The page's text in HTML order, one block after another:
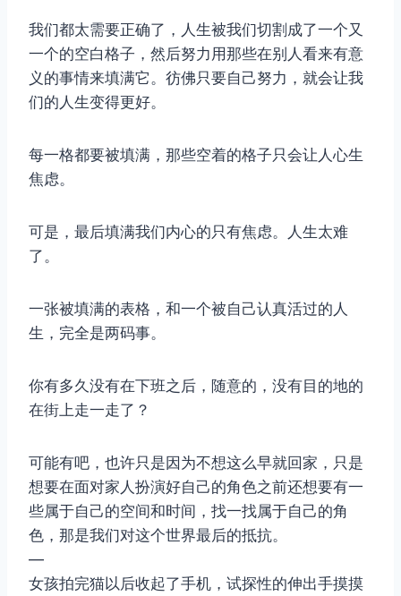
我们都太需要正确了，人生被我们切割成了一个又
一个的空白格子，然后努力用那些在别人看来有意
义的事情来填满它。彷佛只要自己努力，就会让我
们的人生变得更好。
每一格都要被填满，那些空着的格子只会让人心生
焦虑。
可是，最后填满我们内心的只有焦虑。人生太难
了。
一张被填满的表格，和一个被自己认真活过的人
生，完全是两码事。
你有多久没有在下班之后，随意的，没有目的地的
在街上走一走了？
可能有吧，也许只是因为不想这么早就回家，只是
想要在面对家人扮演好自己的角色之前还想要有一
些属于自己的空间和时间，找一找属于自己的角
色，那是我们对这个世界最后的抵抗。
—
女孩拍完猫以后收起了手机，试探性的伸出手摸摸